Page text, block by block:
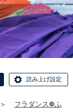
読み上げ設定
＞
フラダンス❁ふ